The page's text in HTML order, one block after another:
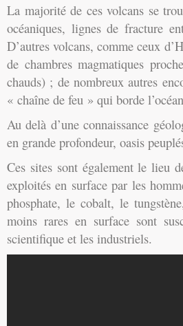
La majorité de ces volcans se
océaniques, lignes de fracture
D’autres volcans, comme ceux
de chambres magmatiques
chauds) ; de nombreux autres
« chaîne de feu » qui borde
Au delà d’une connaissance
en grande profondeur, oasis
Ces sites sont également le lieu
exploités en surface par les
phosphate, le cobalt, le
moins rares en surface sont
scientifique et les industriels.